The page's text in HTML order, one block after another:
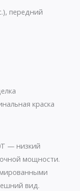
передний
краска
— низкий
мощности.
вид.